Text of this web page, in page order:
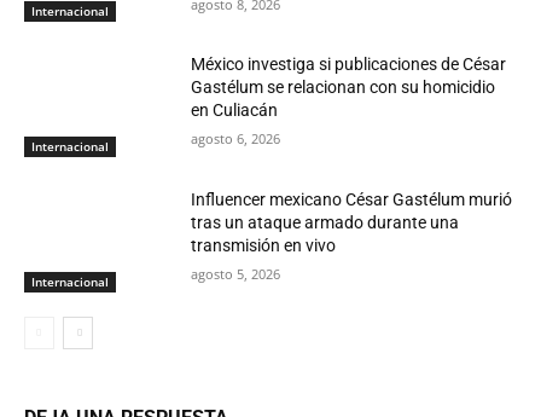
Internacional agosto 8, 2026
Internacional
México investiga si publicaciones de César
Gastélum se relacionan con su homicidio
en Culiacán
agosto 6, 2026
Internacional
Influencer mexicano César Gastélum murió
tras un ataque armado durante una
transmisión en vivo
agosto 5, 2026